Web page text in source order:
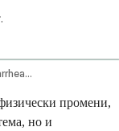
Is It Normal To Have Diarrhea On A Period
промени,
но и